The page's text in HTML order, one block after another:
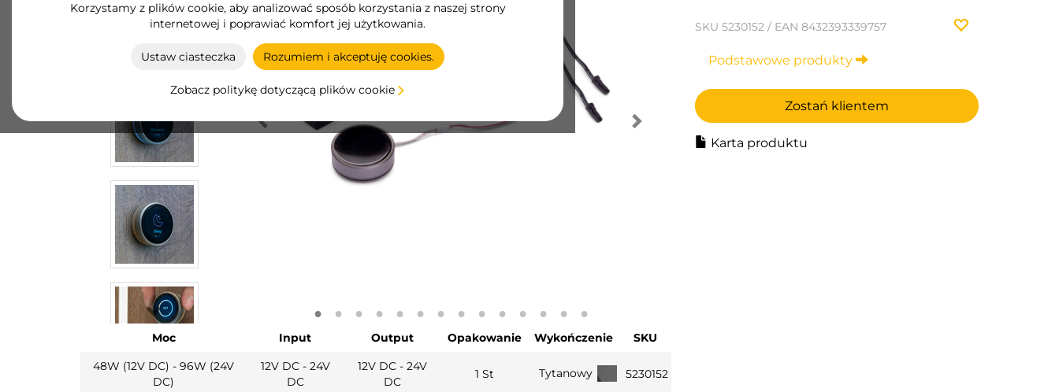
Korzystamy z plików cookie, aby analizować sposób korzystania z naszej strony
internetowej i poprawiać komfort jej użytkowania.
Ustaw ciasteczka Rozumiem i akceptuję cookies.
Zobacz politykę dotyczącą plików cookie
SKU 5230152 / EAN 8432393339757
Podstawowe produkty
Zostań klientem
Karta produktu
Moc Input Output Opakowanie Wykończenie
SKU
48W (12V DC) - 96W (24V
DC)
12V DC - 24V
DC
12V DC - 24V
DC
1 St Tytanowy 5230152